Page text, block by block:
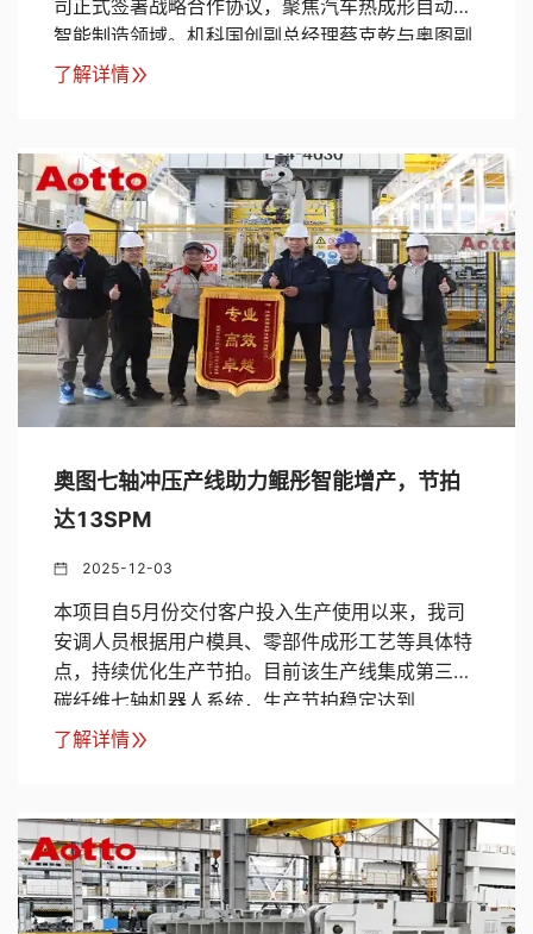
司正式签署战略合作协议，聚焦汽车热成形自动化
智能制造领域。机科国创副总经理蔡克乾与奥图副
总经理张建共同出席仪式，标志着双方在高端智能
了解详情
奥图七轴冲压产线助力鲲彤智能增产，节拍
达13SPM
2025-12-03
本项目自5月份交付客户投入生产使用以来，我司
安调人员根据用户模具、零部件成形工艺等具体特
点，持续优化生产节拍。目前该生产线集成第三代
碳纤维七轴机器人系统，生产节拍稳定达到
13SPM，双方在智能制造领域的合作迈入新阶段。
了解详情